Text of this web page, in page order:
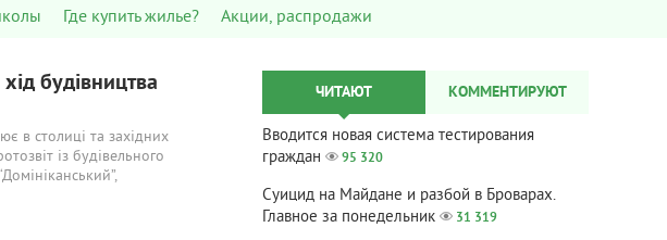
Где купить жилье? Акции, распродажи
будівництва
в столиці та західних
із будівельного
ЧИТАЮТ КОММЕНТИРУЮТ
Вводится новая система тестирования
граждан
95 320
Суицид на Майдане и разбой в Броварах.
Главное за понедельник
31 319